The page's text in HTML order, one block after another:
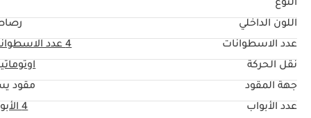
النوع
اللون الداخلي
عدد الاسطوانات
4عدد
نقل الحركة
جهة المقود
مقود
عدد الأبواب
4 الأبواب